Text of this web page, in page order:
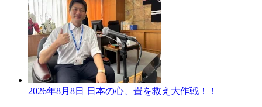
2026年8月8日 日本の心、畳を救え大作戦！！